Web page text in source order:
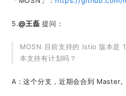
5.@王磊 提问：
MOSN 目前支持的 Istio 版本是
本支持有计划吗？
A：这个分支，近期会合到 Master。